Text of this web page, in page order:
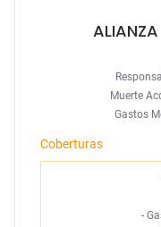
ALIANZA
Muerte
Gastos
Coberturas
-